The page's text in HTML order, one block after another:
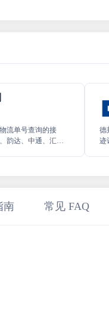
流单号查询的接
韵达、中通、汇通
德
迹
南 常见 FAQ